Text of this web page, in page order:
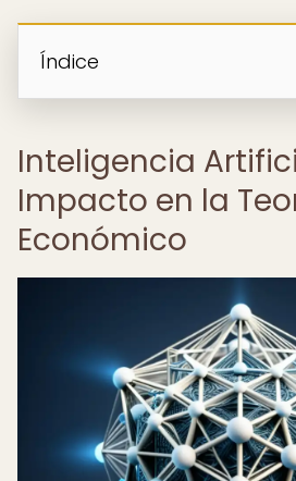
Índice
Inteligencia
Impacto en la
Económico